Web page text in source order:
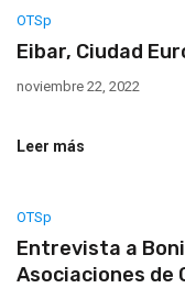
OTSp
Eibar, Ciudad
noviembre 22, 2022
Leer más
OTSp
Entrevista a
Asociaciones de